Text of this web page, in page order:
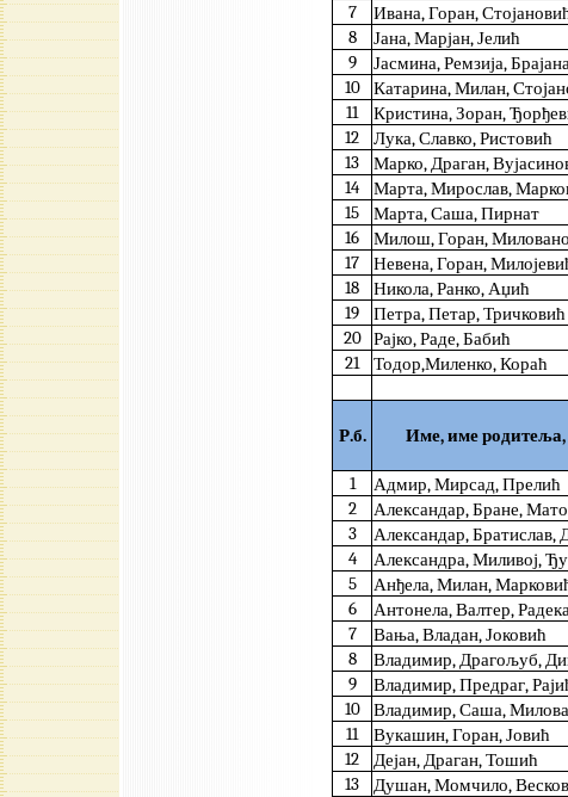
7
Ивана, Горан,
8
Јана, Марјан, Јелић
9
Јасмина, Ремзија,
10
Катарина, Милан,
11
Кристина, Зоран,
12
Лука, Славко, Ристовић
13
Марко, Драган,
14
Марта, Мирослав,
15
Марта, Саша, Пирнат
16
Милош, Горан,
17
Невена, Горан,
18
Никола, Ранко, Аџић
19
Петра, Петар, Тричковић
20 Рајко, Раде, Бабић
21
Тодор,Миленко, Кораћ
Р.б. Име, име родитеља,
1 Адмир, Мирсад, Прелић
2
Александар, Бране,
3
Александар, Братислав,
4
Александра, Миливој,
5
Анђела, Милан,
6
Антонела, Валтер,
7
Вања, Владан, Јоковић
8
Владимир, Драгољуб,
9
Владимир, Предраг,
10
Владимир, Саша,
11
Вукашин, Горан, Јовић
12
Дејан, Драган, Тошић
13
Душан, Момчило,